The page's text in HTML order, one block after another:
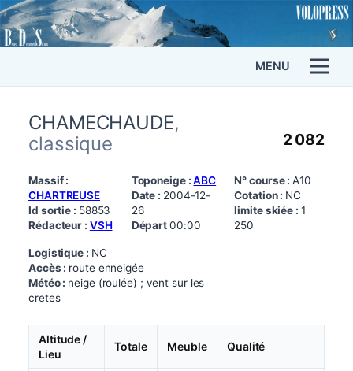
MENU
CHAMECHAUDE,
classique
2 082
Massif :
CHARTREUSE
Id sortie : 58853
Rédacteur : VSH
Toponeige :ABC
Date : 2004-12-
26
Départ00:00
N° course :A10
Cotation : NC
limite skiée : 1
250
Logistique : NC
Accès : route enneigée
Météo : neige (roulée) ; vent sur les
cretes
Altitude /
Lieu
Totale Meuble Qualité